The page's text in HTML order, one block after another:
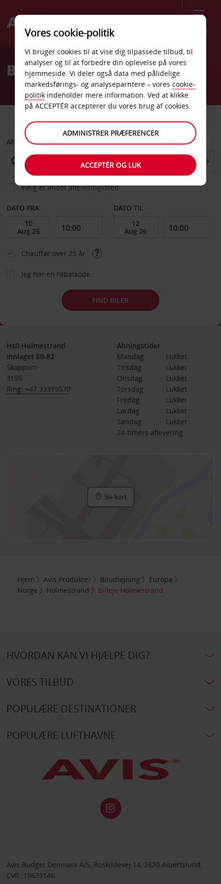
Menu
Welcome
AvisBilleje Holmestrand
AFHENT FRA
Vælg et andet afleveringssted
DATO FRA DATO TIL
Chauffør over 25 år
Jeg har en rabatkode
FIND BILER
Hs0 Holmestrand
Innlaget 80-82
Skoppum
3195
Ring: +47 33319570
Åbningstider
Mandag
Lukket
Tirsdag
Lukket
Onsdag
Lukket
Torsdag
Lukket
Fredag
Lukket
Lørdag
Lukket
Søndag
Lukket
24-timers aflevering
Se kort
Hjem Avis Produkter Biludlejning
Europa
Norge
Holmestrand Billeje Holmestrand
HVORDAN KAN VI HJÆLPE DIG?
VORES TILBUD
POPULÆRE DESTINATIONER
POPULÆRE LUFTHAVNE
Avis Budget Denmark A/S, Roskildevej 14, 2620 Albertslund,
CVR: 19673146
Vores cookie-politik
Vi bruger cookies til at vise dig tilpassede tilbud, til
analyser og til at forbedre din oplevelse på vores
hjemmeside. Vi deler også data med pålidelige
markedsførings- og analyseparntere – vores cookie-
politik indeholder mere information. Ved at klikke
på ACCEPTÉR accepterer du vores brug af cookies.
ADMINISTRER PRÆFERENCER
ACCEPTÉR OG LUK